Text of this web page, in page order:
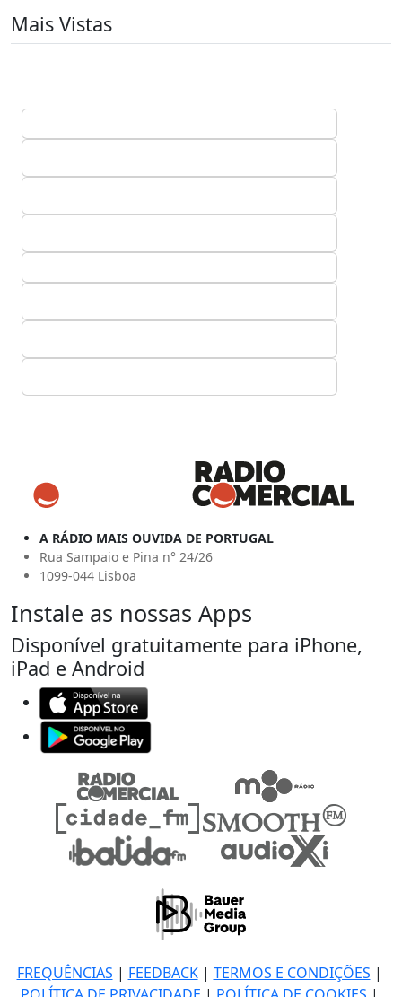
Mais Vistas
A RÁDIO MAIS OUVIDA DE PORTUGAL
Rua Sampaio e Pina n° 24/26
1099-044 Lisboa
Instale as nossas Apps
Disponível gratuitamente para iPhone,
iPad e Android
FREQUÊNCIAS | FEEDBACK| TERMOS E CONDIÇÕES |